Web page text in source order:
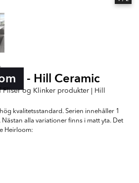
- Hill Ceramic
Fliser og Klinker produkter | Hill
kvalitetsstandard. Serien innehåller 1
alla variationer finns i matt yta. Det
Heirloom: